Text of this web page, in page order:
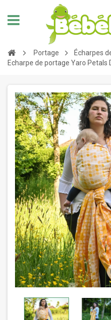
Portage Écharpes
Echarpe de portage Yaro Petals